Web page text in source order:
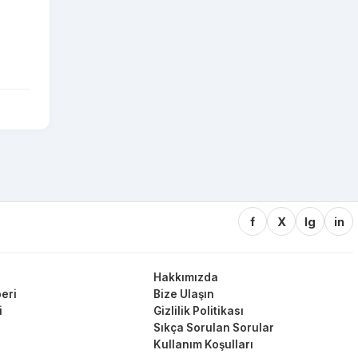
f X Ig in
Hakkımızda
Bize Ulaşın
Gizlilik Politikası
Sıkça Sorulan Sorular
Kullanım Koşulları